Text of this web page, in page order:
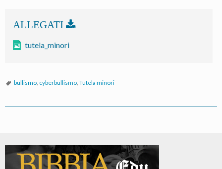
tutela_minori
bullismo cyberbullismo Tutela minori
s